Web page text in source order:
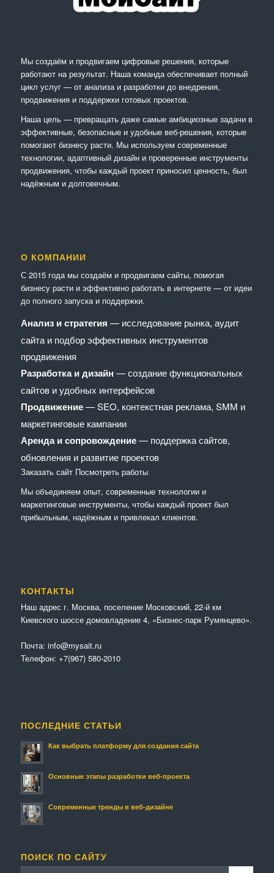
Мы создаём и продвигаем цифровые решения, которые
работают на результат. Наша команда обеспечивает полный
цикл услуг — от анализа и разработки до внедрения,
продвижения и поддержки готовых проектов.
Наша цель — превращать даже самые амбициозные задачи в
эффективные, безопасные и удобные веб-решения, которые
помогают бизнесу расти. Мы используем современные
технологии, адаптивный дизайн и проверенные инструменты
продвижения, чтобы каждый проект приносил ценность, был
надёжным и долговечным.
О КОМПАНИИ
С 2015 года мы создаём и продвигаем сайты, помогая
бизнесу расти и эффективно работать в интернете — от идеи
до полного запуска и поддержки.
Анализ и стратегия — исследование рынка, аудит
сайта и подбор эффективных инструментов
продвижения
Разработка и дизайн — создание функциональных
сайтов и удобных интерфейсов
Продвижение— SEO, контекстная реклама, SMM и
маркетинговые кампании
Аренда и сопровождение— поддержка сайтов,
обновления и развитие проектов
Заказать сайт Посмотреть работы
Мы объединяем опыт, современные технологии и
маркетинговые инструменты, чтобы каждый проект был
прибыльным, надёжным и привлекал клиентов.
КОНТАКТЫ
Наш адрес г. Москва, поселение Московский, 22-й км
Киевского шоссе домовладение 4, «Бизнес-парк Румянцево».
Почта: info@mysait.ru
Телефон: +7(967) 580-2010
ПОСЛЕДНИЕ СТАТЬИ
Как выбрать платформу для создания сайта
Основные этапы разработки веб-проекта
Современные тренды в веб-дизайне
ПОИСК ПО САЙТУ